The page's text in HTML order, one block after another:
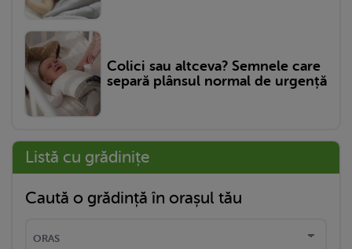
Colici sau altceva? Semnele care
separă plânsul normal de urgență
Listă cu grădinițe
Caută o grădință în orașul tău